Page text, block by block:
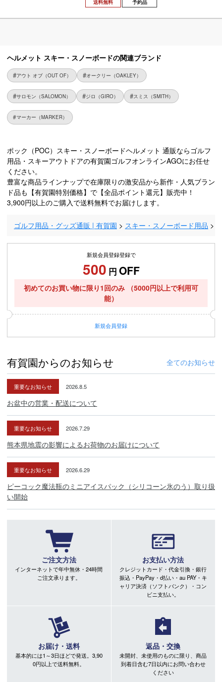
送料無料 予約品
ヘルメット スキー・スノーボードの関連ブランド
アウト オブ（OUT OF） オークリー（OAKLEY）
サロモン（SALOMON） ジロ（GIRO） スミス（SMITH）
マーカー（MARKER）
ポック（POC）スキー・スノーボードヘルメット 通販ならゴルフ
用品・スキーアウトドアの有賀園ゴルフオンラインAGOにお任せ
ください。
豊富な商品ラインナップで在庫限りの激安品から新作・人気ブラン
ド品も【有賀園特別価格】で【全品ポイント還元】販売中！
3,900円以上のご購入で送料無料でお届けします。
ゴルフ用品・グッズ通販 | 有賀園 スキー・スノーボード用品
新規会員登録登録で
500 円 OFF
初めてのお買い物に限り1回のみ
（5000円以上で利用可
能）
新規会員登録
有賀園からのお知らせ 全てのお知らせ
重要なお知らせ 2026.8.5
お盆中の営業・配送について
重要なお知らせ 2026.7.29
熊本県地震の影響によるお荷物のお届けについて
重要なお知らせ 2026.6.29
ピーコック魔法瓶のミニアイスパック（シリコーン氷のう）取り扱
い開始
ご注文方法
インターネットで年中無休・24時間
ご注文承ります。
お支払い方法
クレジットカード・代金引換・銀行
振込・PayPay・d払い・au PAY・キ
ャリア決済（ソフトバンク）・コン
ビニ支払い。
お届け・送料
基本的には1～3日ほどで発送。3,90
0円以上で送料無料。
返品・交換
未開封、未使用のものに限り、商品
到着日含む7日以内にお問い合わせ
ください